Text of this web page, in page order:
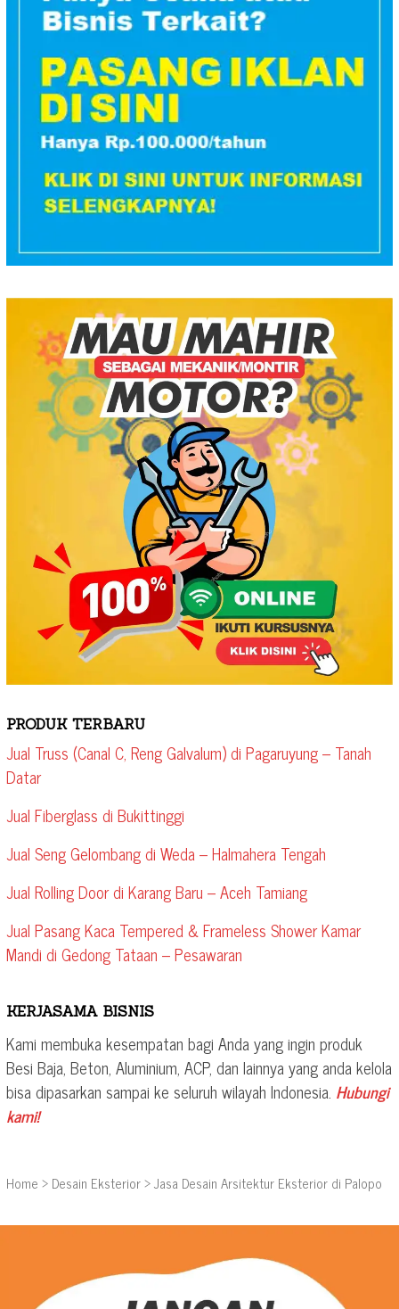
PRODUK TERBARU
Jual Truss (Canal C, Reng Galvalum) di Pagaruyung – Tanah
Datar
Jual Fiberglass di Bukittinggi
Jual Seng Gelombang di Weda – Halmahera Tengah
Jual Rolling Door di Karang Baru – Aceh Tamiang
Jual Pasang Kaca Tempered & Frameless Shower Kamar
Mandi di Gedong Tataan – Pesawaran
KERJASAMA BISNIS
Kami membuka kesempatan bagi Anda yang ingin produk
Besi Baja, Beton, Aluminium, ACP, dan lainnya yang anda kelola
bisa dipasarkan sampai ke seluruh wilayah Indonesia. Hubungi
kami!
Home > Desain Eksterior>Jasa Desain Arsitektur Eksterior di Palopo